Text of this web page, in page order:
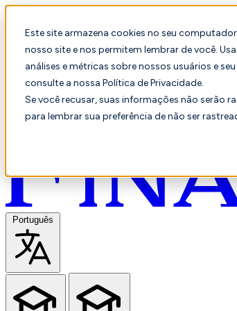
Este site armazena cookies no seu
nosso site e nos permitem lembrar de você.
análises e métricas sobre nossos usuários e
consulte a nossa Política de Privacidade.
Se você recusar, suas informações não serão
para lembrar sua preferência de não ser
Português